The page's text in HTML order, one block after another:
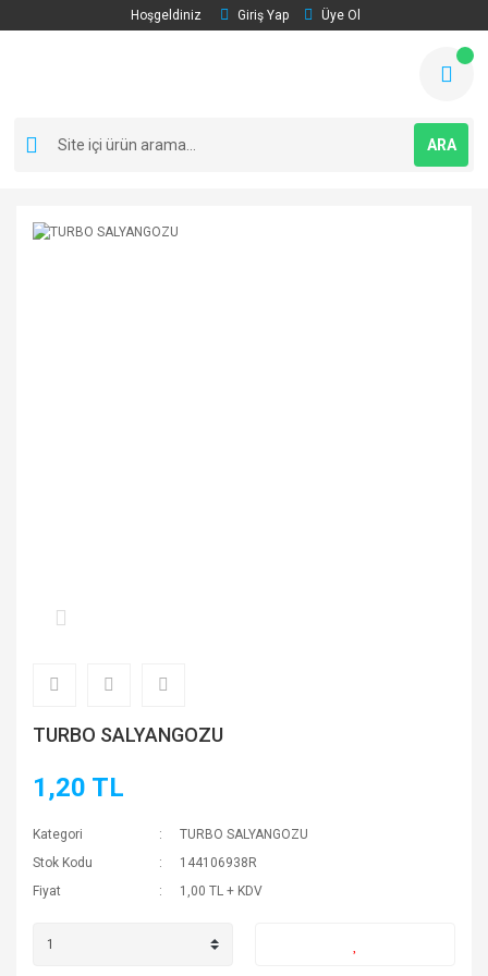
Hoşgeldiniz Giriş Yap Üye Ol
ARA
TURBO SALYANGOZU
1,20 TL
Kategori
TURBO SALYANGOZU
Stok Kodu
144106938R
Fiyat
1,00 TL + KDV